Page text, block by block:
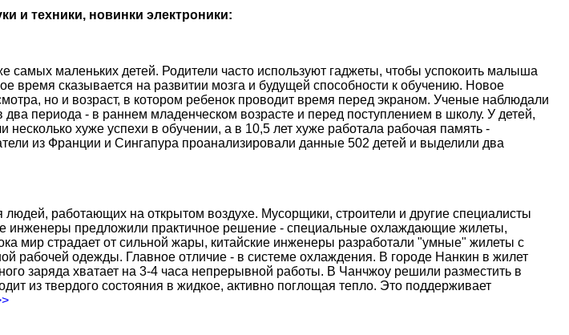
и техники, новинки электроники:
маленьких детей. Родители часто используют гаджеты, чтобы успокоить малыша
время сказывается на развитии мозга и будущей способности к обучению. Новое
но и возраст, в котором ребенок проводит время перед экраном. Ученые наблюдали
периода - в раннем младенческом возрасте и перед поступлением в школу. У детей,
хуже успехи в обучении, а в 10,5 лет хуже работала рабочая память -
из Франции и Сингапура проанализировали данные 502 детей и выделили два
работающих на открытом воздухе. Мусорщики, строители и другие специалисты
инженеры предложили практичное решение - специальные охлаждающие жилеты,
мир страдает от сильной жары, китайские инженеры разработали "умные" жилеты с
рабочей одежды. Главное отличие - в системе охлаждения. В городе Нанкин в жилет
заряда хватает на 3-4 часа непрерывной работы. В Чанчжоу решили разместить в
из твердого состояния в жидкое, активно поглощая тепло. Это поддерживает